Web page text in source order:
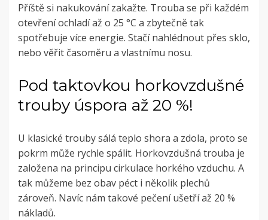
Příště si nakukování zakažte. Trouba se při každém
otevření ochladí až o 25 °C a zbytečně tak
spotřebuje více energie. Stačí nahlédnout přes sklo,
nebo věřit časoměru a vlastnímu nosu.
Pod taktovkou horkovzdušné
trouby úspora až 20 %!
U klasické trouby sálá teplo shora a zdola, proto se
pokrm může rychle spálit. Horkovzdušná trouba je
založena na principu cirkulace horkého vzduchu. A
tak můžeme bez obav péct i několik plechů
zároveň. Navíc nám takové pečení ušetří až 20 %
nákladů.